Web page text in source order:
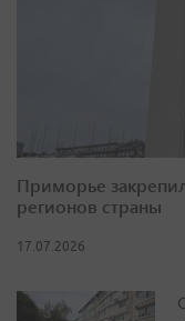
Приморье
регионов страны
17.07.2026